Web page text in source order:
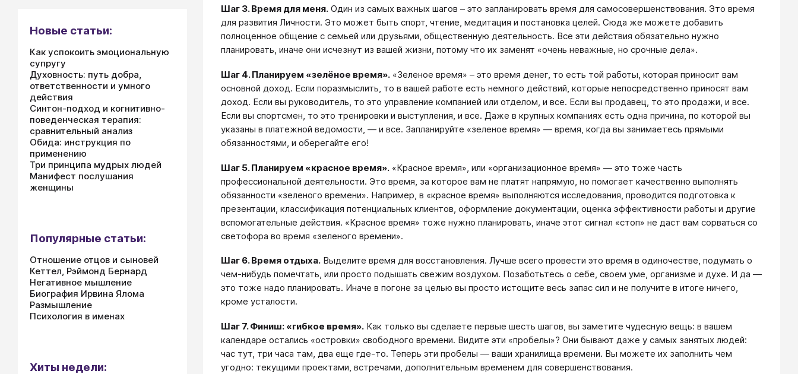
Шаг 3. Время для меня. Один из самых важных шагов – это запланировать время для самосовершенствования. Это время
для развития Личности. Это может быть спорт, чтение, медитация и постановка целей. Сюда же можете добавить
полноценное общение с семьей или друзьями, общественную деятельность. Все эти действия обязательно нужно
планировать, иначе они исчезнут из вашей жизни, потому что их заменят «очень неважные, но срочные дела».
Шаг 4. Планируем «зелёное время». «Зеленое время» – это время денег, то есть той работы, которая приносит вам
основной доход. Если поразмыслить, то в вашей работе есть немного действий, которые непосредственно приносят вам
доход. Если вы руководитель, то это управление компанией или отделом, и все. Если вы продавец, то это продажи, и все.
Если вы спортсмен, то это тренировки и выступления, и все. Даже в крупных компаниях есть одна причина, по которой вы
указаны в платежной ведомости, — и все. Запланируйте «зеленое время» — время, когда вы занимаетесь прямыми
обязанностями, и оберегайте его!
Шаг 5. Планируем «красное время». «Красное время», или «организационное время» — это тоже часть
профессиональной деятельности. Это время, за которое вам не платят напрямую, но помогает качественно выполнять
обязанности «зеленого времени». Например, в «красное время» выполняются исследования, проводится подготовка к
презентации, классификация потенциальных клиентов, оформление документации, оценка эффективности работы и другие
вспомогательные действия. «Красное время» тоже нужно планировать, иначе этот сигнал «стоп» не даст вам сорваться со
светофора во время «зеленого времени».
Шаг 6. Время отдыха. Выделите время для восстановления. Лучше всего провести это время в одиночестве, подумать о
чем-нибудь помечтать, или просто подышать свежим воздухом. Позаботьтесь о себе, своем уме, организме и духе. И да —
это тоже надо планировать. Иначе в погоне за целью вы просто истощите весь запас сил и не получите в итоге ничего,
кроме усталости.
Шаг 7. Финиш: «гибкое время». Как только вы сделаете первые шесть шагов, вы заметите чудесную вещь: в вашем
календаре остались «островки» свободного времени. Видите эти «пробелы»? Они бывают даже у самых занятых людей:
час тут, три часа там, два еще где-то. Теперь эти пробелы — ваши хранилища времени. Вы можете их заполнить чем
угодно: текущими проектами, встречами, дополнительным временем для совершенствования.
Новые статьи:
Как успокоить эмоциональную
супругу
Духовность: путь добра,
ответственности и умного
действия
Синтон-подход и когнитивно-
поведенческая терапия:
сравнительный анализ
Обида: инструкция по
применению
Три принципа мудрых людей
Манифест послушания
женщины
Популярные статьи:
Отношение отцов и сыновей
Кеттел, Рэймонд Бернард
Негативное мышление
Биография Ирвина Ялома
Размышление
Психология в именах
Хиты недели: